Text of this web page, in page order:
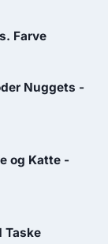
Farve
Nuggets -
og Katte -
Taske